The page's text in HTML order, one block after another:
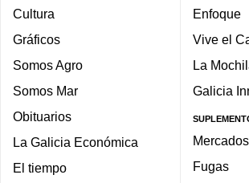
Cultura
Gráficos
Somos Agro
Somos Mar
Obituarios
La Galicia Económica
El tiempo
Enfoque
Vive el
La
Galicia
Mercados
Fugas